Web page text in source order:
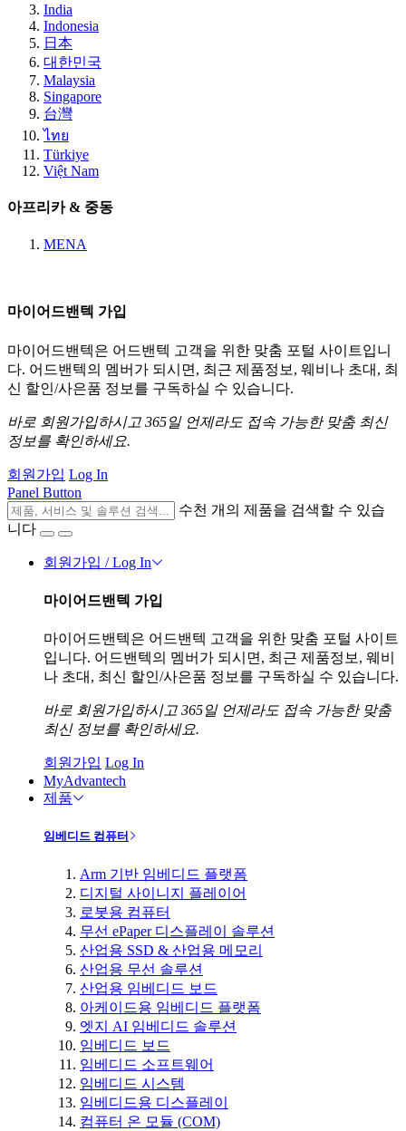
India
Indonesia
日本
대한민국
Malaysia
Singapore
台灣
ไทย
Türkiye
Việt Nam
아프리카 & 중동
MENA
마이어드밴텍 가입
마이어드밴텍은 어드밴텍 고객을 위한 맞춤 포털 사이트입니
다. 어드밴텍의 멤버가 되시면, 최근 제품정보, 웨비나 초대, 최
신 할인/사은품 정보를 구독하실 수 있습니다.
바로 회원가입하시고 365일 언제라도 접속 가능한 맞춤 최신
정보를 확인하세요.
회원가입 Log In
Panel Button
수천 개의 제품을 검색할 수 있습
니다
회원가입 / Log In
마이어드밴텍 가입
마이어드밴텍은 어드밴텍 고객을 위한 맞춤 포털 사이트
입니다. 어드밴텍의 멤버가 되시면, 최근 제품정보, 웨비
나 초대, 최신 할인/사은품 정보를 구독하실 수 있습니다.
바로 회원가입하시고 365일 언제라도 접속 가능한 맞춤
최신 정보를 확인하세요.
회원가입 Log In
MyAdvantech
제품
임베디드 컴퓨터
Arm 기반 임베디드 플랫폼
디지털 사이니지 플레이어
로봇용 컴퓨터
무선 ePaper 디스플레이 솔루션
산업용 SSD & 산업용 메모리
산업용 무선 솔루션
산업용 임베디드 보드
아케이드용 임베디드 플랫폼
엣지 AI 임베디드 솔루션
임베디드 보드
임베디드 소프트웨어
임베디드 시스템
임베디드용 디스플레이
컴퓨터 온 모듈 (COM)